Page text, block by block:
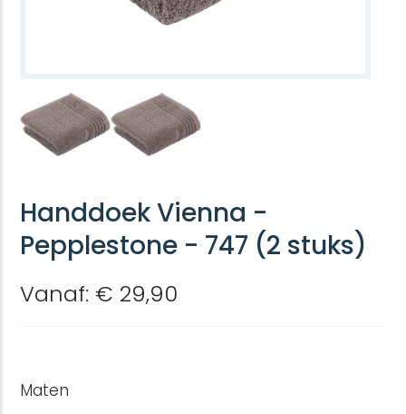
Handdoek Vienna -
Pepplestone - 747 (2 stuks)
Vanaf: € 29,90
Maten